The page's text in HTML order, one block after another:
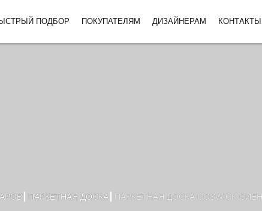
ПОДБОР ПОКУПАТЕЛЯМ ДИЗАЙНЕРАМ КОНТАКТЫ
ПАРКЕТНАЯ ДОСКА ПАРКЕТНАЯ ДОСКА COSWICK